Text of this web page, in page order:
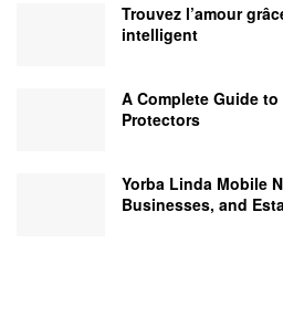
Trouvez l’amour
intelligent
A Complete Guide
Protectors
Yorba Linda Mobile
Businesses, and